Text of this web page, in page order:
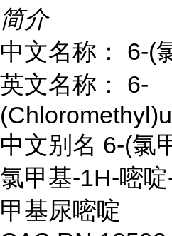
简介
中文名称： 6-(
英文名称： 6-
中文别名 6-(氯
氯甲基-1H-嘧
甲基尿嘧啶